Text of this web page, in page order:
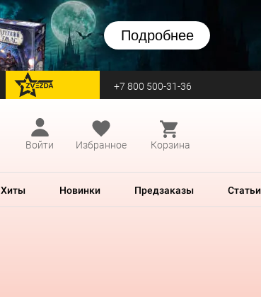
Подробнее
перейти на Zvezda +7 800 500-31-36
Войти
Избранное Корзина
Хиты Новинки Предзаказы Статьи